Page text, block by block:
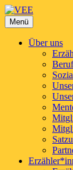
VEE
Verband der
Menü
Über uns